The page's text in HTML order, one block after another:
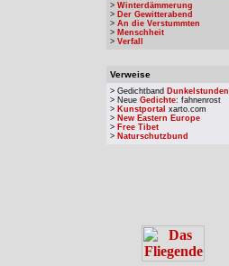
> Winterdämmerung
> Der Gewitterabend
> An die Verstummten
> Menschheit
> Verfall
Verweise
> Gedichtband Dunkelstunden
> Neue Gedichte: fahnenrost
> Kunstportal xarto.com
> New Eastern Europe
> Free Tibet
> Naturschutzbund